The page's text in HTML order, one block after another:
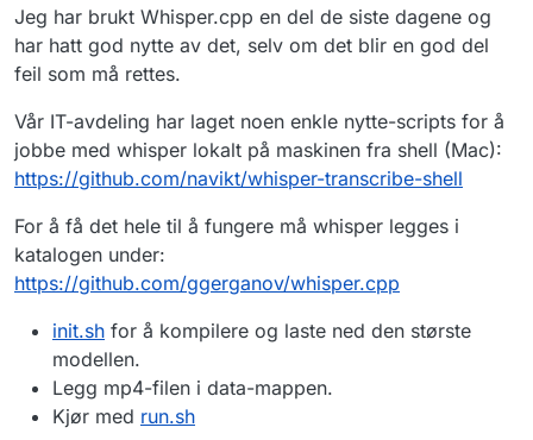
Jeg har brukt Whisper.cpp en del de siste dagene og
har hatt god nytte av det, selv om det blir en god del
feil som må rettes.
Vår IT-avdeling har laget noen enkle nytte-scripts for å
jobbe med whisper lokalt på maskinen fra shell (Mac):
https://github.com/navikt/whisper-transcribe-shell
For å få det hele til å fungere må whisper legges i
katalogen under:
https://github.com/ggerganov/whisper.cpp
init.sh for å kompilere og laste ned den største
modellen.
Legg mp4-filen i data-mappen.
Kjør med run.sh